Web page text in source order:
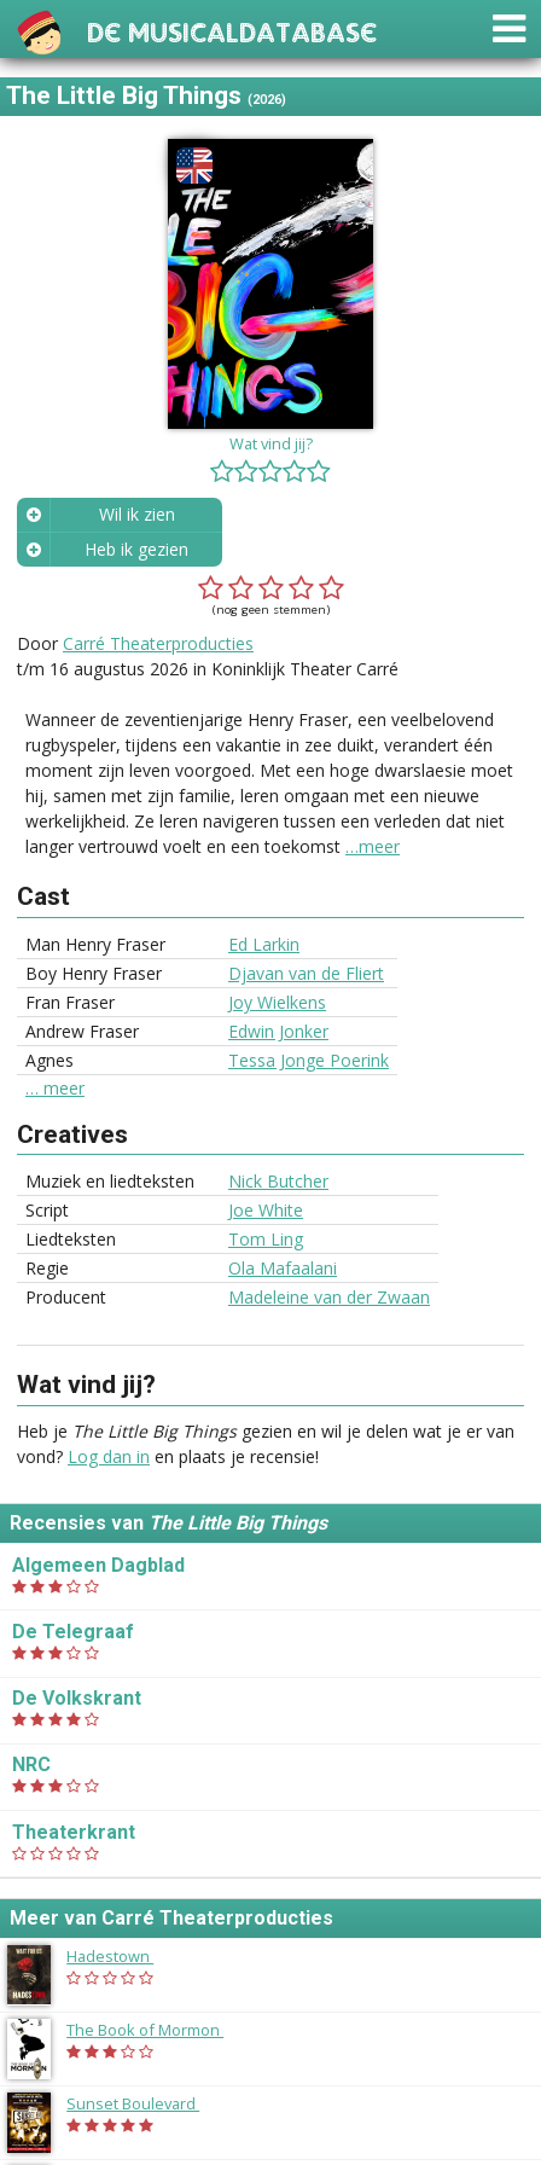
De Musicaldatabase
The Little Big Things(2026)
Wat vind jij?
Wil ik zien
Heb ik gezien
(nog geen stemmen)
Door Carré Theaterproducties
t/m 16 augustus 2026 in Koninklijk Theater Carré
Wanneer de zeventienjarige Henry Fraser, een veelbelovend
rugbyspeler, tijdens een vakantie in zee duikt, verandert één
moment zijn leven voorgoed. Met een hoge dwarslaesie moet
hij, samen met zijn familie, leren omgaan met een nieuwe
werkelijkheid. Ze leren navigeren tussen een verleden dat niet
langer vertrouwd voelt en een toekomst …meer
Cast
Man Henry Fraser
Ed Larkin
Boy Henry Fraser
Djavan van de Fliert
Fran Fraser
Joy Wielkens
Andrew Fraser
Edwin Jonker
Agnes
Tessa Jonge Poerink
… meer
Creatives
Muziek en liedteksten
Nick Butcher
Script
Joe White
Liedteksten
Tom Ling
Regie
Ola Mafaalani
Producent
Madeleine van der Zwaan
Wat vind jij?
Heb je The Little Big Thingsgezien en wil je delen wat je er van
vond? Log dan in en plaats je recensie!
Recensies van The Little Big Things
Algemeen Dagblad
De Telegraaf
De Volkskrant
NRC
Theaterkrant
Meer van Carré Theaterproducties
Hadestown
The Book of Mormon
Sunset Boulevard